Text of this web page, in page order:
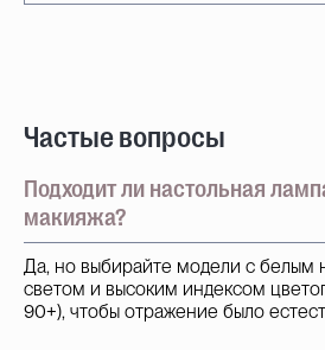
Частые вопросы
Подходит ли настольная
макияжа?
Да, но выбирайте модели с белым
светом и высоким индексом
90+), чтобы отражение было